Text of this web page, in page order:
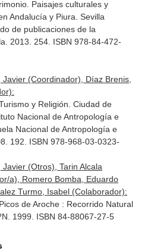
Paisajes culturales y
Andalucía y Piura. Sevilla
de publicaciones de la
2013. 254. ISBN 978-84-472-
(Coordinador), Díaz Brenis,
y Religión. Ciudad de
Nacional de Antropología e
Nacional de Antropología e
192. ISBN 978-968-03-0323-
(Otros), Tarin Alcala
a), Romero Bomba, Eduardo
Turmo, Isabel (Colaborador):
de Aroche : Recorrido Natural
1999. ISBN 84-88067-27-5